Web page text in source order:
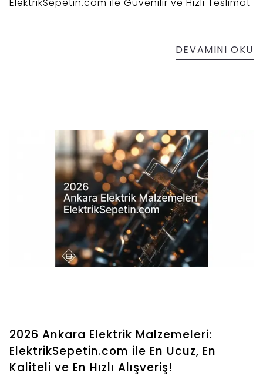
DEVAMINI OKU
2026 Ankara Elektrik Malzemeleri:
ElektrikSepetin.com ile En Ucuz, En
Kaliteli ve En Hızlı Alışveriş!